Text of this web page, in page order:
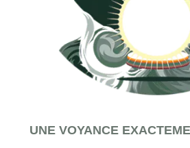
UNE VOYANCE